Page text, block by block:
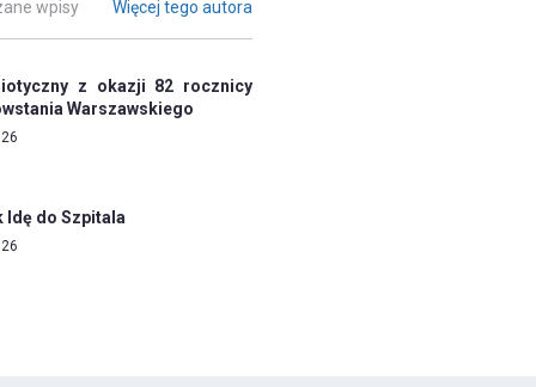
wpisy Więcej tego autora
z okazji 82 rocznicy
Warszawskiego
Idę do Szpitala